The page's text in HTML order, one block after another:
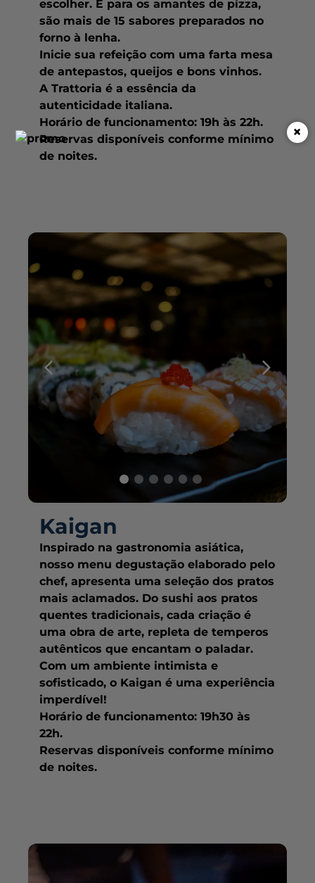
escolher. E para os amantes de pizza,
são mais de 15 sabores preparados no
forno à lenha.
Inicie sua refeição com uma farta mesa
de antepastos, queijos e bons vinhos.
A Trattoria é a essência da
autenticidade italiana.
Horário de funcionamento: 19h às 22h.
Reservas disponíveis conforme mínimo
de noites.
Kaigan
Inspirado na gastronomia asiática,
nosso menu degustação elaborado pelo
chef, apresenta uma seleção dos pratos
mais aclamados. Do sushi aos pratos
quentes tradicionais, cada criação é
uma obra de arte, repleta de temperos
autênticos que encantam o paladar.
Com um ambiente intimista e
sofisticado, o Kaigan é uma experiência
imperdível!
Horário de funcionamento: 19h30 às
22h.
Reservas disponíveis conforme mínimo
de noites.